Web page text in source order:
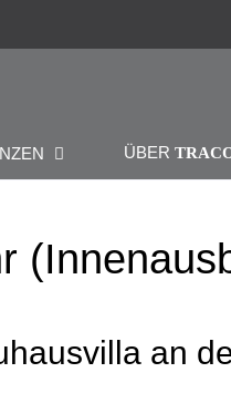
ÜBER
an